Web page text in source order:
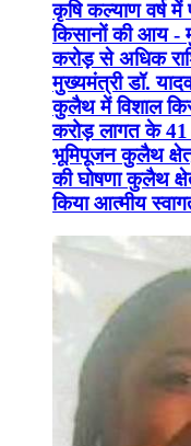
कृषि कल्याण वर्ष
किसानों की आय -
करोड़ से अधिक
मुख्यमंत्री डॉ.
कुलैथ में विशाल
करोड़ लागत के 41
भूमिपूजन कुलैथ
की घोषणा कुलैथ
किया आत्मीय